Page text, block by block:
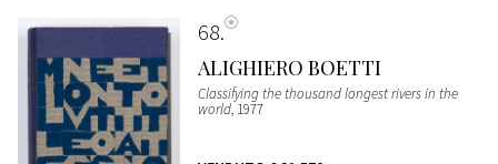
68
ALIGHIERO BOETTI
Classifying the thousand longest rivers in the
world, 1977